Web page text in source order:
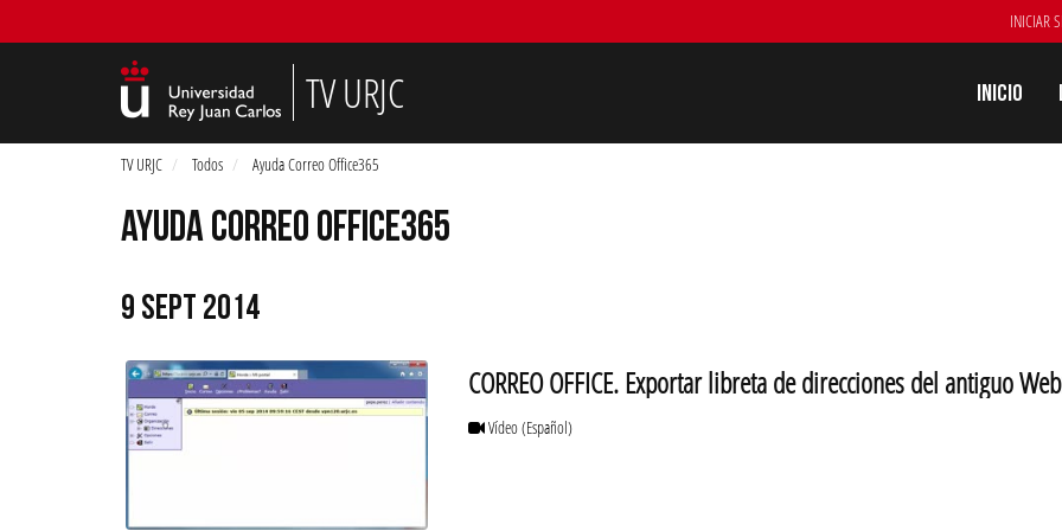
INICIAR
TV URJC Inicio
TV URJC Todos Ayuda Correo Office365
AYUDA CORREO OFFICE365
9 SEPT 2014
CORREO OFFICE. Exportar libreta de direcciones del antiguo
Vídeo(Español)